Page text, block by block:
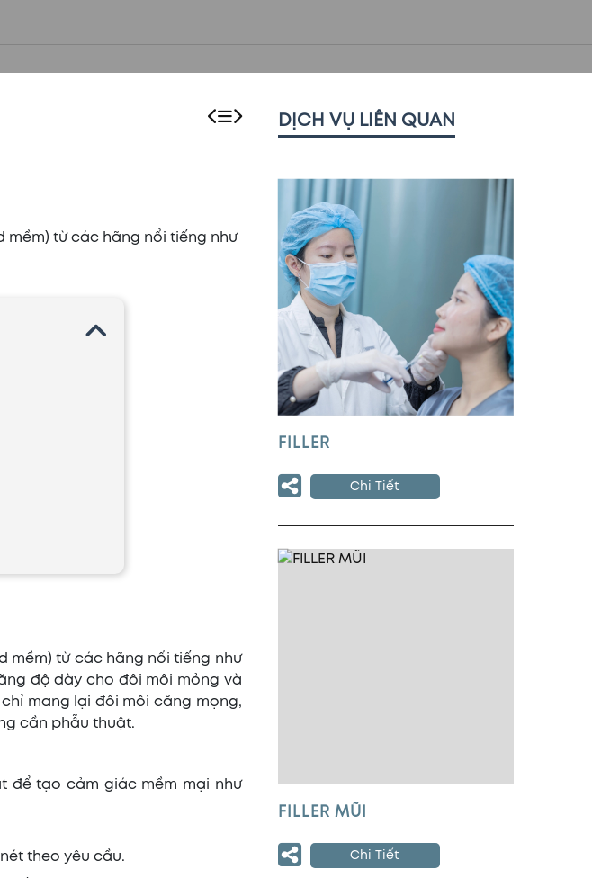
mềm) từ các hãng nổi tiếng như
mềm) từ các hãng nổi tiếng như
độ dày cho đôi môi mỏng và
mang lại đôi môi căng mọng,
cần phẫu thuật.
để tạo cảm giác mềm mại như
theo yêu cầu.
DỊCH VỤ LIÊN QUAN
FILLER
Chi Tiết
FILLER MŨI
Chi Tiết